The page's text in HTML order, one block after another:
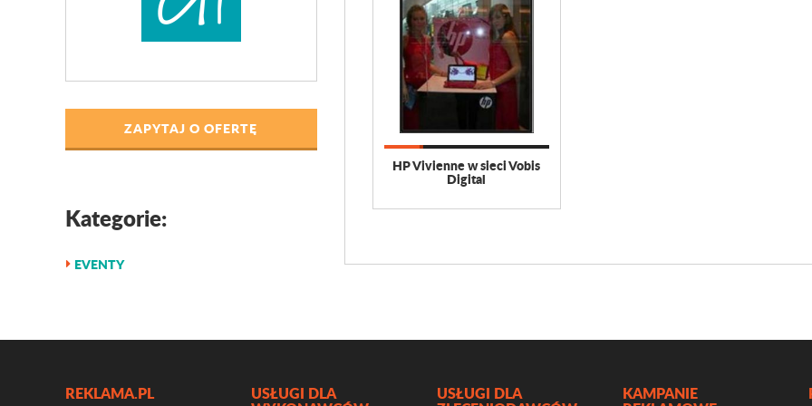
ZAPYTAJ O OFERTĘ
Kategorie:
EVENTY
HP Vivienne w sieci Vobis
Digital
REKLAMA.PL USŁUGI DLA USŁUGI DLA KAMPANIE